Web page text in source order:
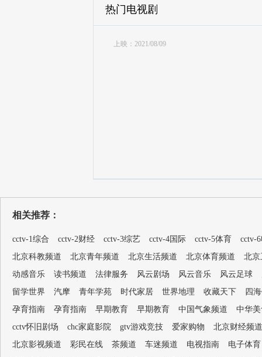
热门电视剧
上映：2021/08/09
相关推荐：
cctv-1综合 cctv-2财经 cctv-3综艺 cctv-4国际 cctv-5体育
cctv-
北京科教频道
北京青年频道 北京生活频道 北京体育频道
北京
动感音乐
读书频道 法律服务 风云剧场 风云音乐 风云足球
留学世界
汽摩 青年学苑 时代家居 世界地理 收藏天下
四
孕育指南
孕育指南 早期教育 早期教育 中国气象频道
中华
cctv怀旧剧场
chc家庭影院 gtv游戏竞技 爱家购物
北京财经频道
北京影视频道
彩民在线 茶频道 车迷频道 电视指南
电子体育